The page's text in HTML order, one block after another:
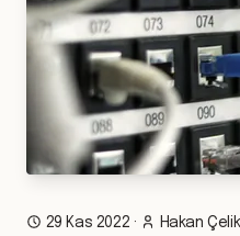
29 Kas 2022 · Hakan Çelik